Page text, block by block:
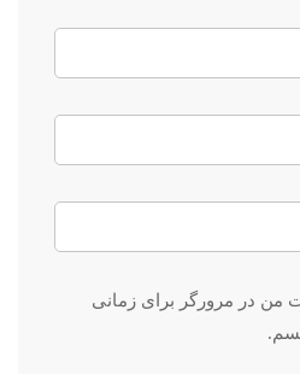
من در مرورگر برای زمانی